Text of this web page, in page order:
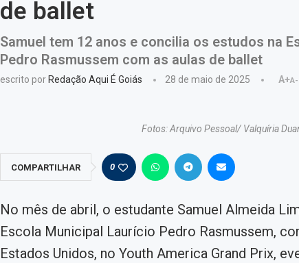
de ballet
Samuel tem 12 anos e concilia os estudos na
Pedro Rasmussem com as aulas de ballet
escrito por Redação Aqui É Goiás 28 de maio de 2025 A+A-
Fotos: Arquivo Pessoal/ Valquíria
COMPARTILHAR 0
No mês de abril, o estudante Samuel Almeida
Escola Municipal Laurício Pedro Rasmussem,
Estados Unidos, no Youth America Grand Prix,